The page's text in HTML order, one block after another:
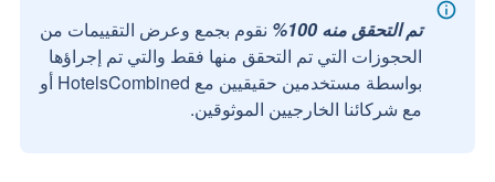
تم التحقق منه 100%
نقوم بجمع وعرض التقييمات من
الحجوزات التي تم التحقق منها فقط والتي تم إجراؤها
بواسطة مستخدمين حقيقيين مع HotelsCombined أو
مع شركائنا الخارجيين الموثوقين.